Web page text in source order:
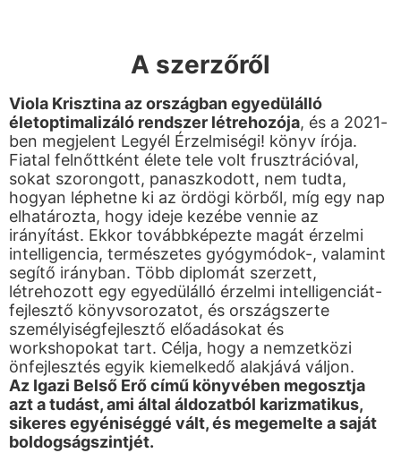
A szerzőről
Viola Krisztina az országban egyedülálló
életoptimalizáló rendszer létrehozója, és a 2021-
ben megjelent Legyél Érzelmiségi! könyv írója.
Fiatal felnőttként élete tele volt frusztrációval,
sokat szorongott, panaszkodott, nem tudta,
hogyan léphetne ki az ördögi körből, míg egy nap
elhatározta, hogy ideje kezébe vennie az
irányítást. Ekkor továbbképezte magát érzelmi
intelligencia, természetes gyógymódok-, valamint
segítő irányban. Több diplomát szerzett,
létrehozott egy egyedülálló érzelmi intelligenciát-
fejlesztő könyvsorozatot, és országszerte
személyiségfejlesztő előadásokat és
workshopokat tart. Célja, hogy a nemzetközi
önfejlesztés egyik kiemelkedő alakjává váljon.
Az Igazi Belső Erő című könyvében megosztja
azt a tudást, ami által áldozatból karizmatikus,
sikeres egyéniséggé vált, és megemelte a saját
boldogságszintjét.